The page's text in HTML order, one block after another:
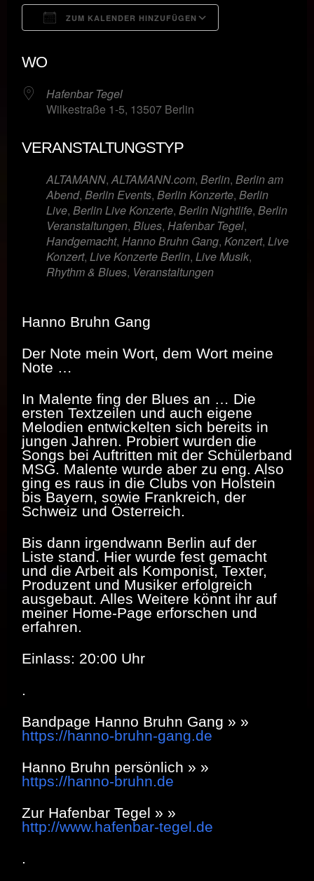
ZUM KALENDER HINZUFÜGEN
WO
Hafenbar Tegel
Wilkestraße 1-5, 13507 Berlin
VERANSTALTUNGSTYP
ALTAMANN,ALTAMANN.com, Berlin, Berlin am
Abend, Berlin Events, Berlin Konzerte, Berlin
Live, Berlin Live Konzerte, Berlin Nightlife, Berlin
Veranstaltungen, Blues, Hafenbar Tegel,
Handgemacht, Hanno Bruhn Gang, Konzert, Live
Konzert, Live Konzerte Berlin, Live Musik,
Rhythm & Blues, Veranstaltungen
Hanno Bruhn Gang
Der Note mein Wort, dem Wort meine
Note …
In Malente fing der Blues an … Die
ersten Textzeilen und auch eigene
Melodien entwickelten sich bereits in
jungen Jahren. Probiert wurden die
Songs bei Auftritten mit der Schülerband
MSG. Malente wurde aber zu eng. Also
ging es raus in die Clubs von Holstein
bis Bayern, sowie Frankreich, der
Schweiz und Österreich.
Bis dann irgendwann Berlin auf der
Liste stand. Hier wurde fest gemacht
und die Arbeit als Komponist, Texter,
Produzent und Musiker erfolgreich
ausgebaut. Alles Weitere könnt ihr auf
meiner Home-Page erforschen und
erfahren.
Einlass: 20:00 Uhr
.
Bandpage Hanno Bruhn Gang » »
https://hanno-bruhn-gang.de
Hanno Bruhn persönlich » »
https://hanno-bruhn.de
Zur Hafenbar Tegel » »
http://www.hafenbar-tegel.de
.